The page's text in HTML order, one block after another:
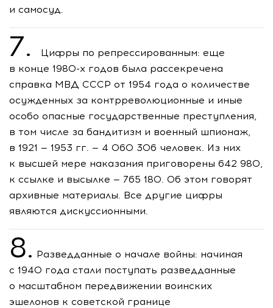
и самосуд.
7.
Цифры по репрессированным: еще
в конце 1980-х годов была рассекречена
справка МВД СССР от 1954 года о количестве
осужденных за контрреволюционные и иные
особо опасные государственные преступления,
в том числе за бандитизм и военный шпионаж,
в 1921 — 1953 гг. — 4 060 306 человек. Из них
к высшей мере наказания приговорены 642 980,
к ссылке и высылке — 765 180. Об этом говорят
архивные материалы. Все другие цифры
являются дискуссионными.
8. Разведданные о начале войны: начиная
с 1940 года стали поступать разведданные
о масштабном передвижении воинских
эшелонов к советской границе